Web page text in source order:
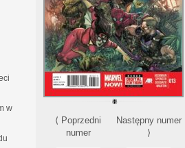
⟨ Poprzedni
numer
Następny numer
⟩
w